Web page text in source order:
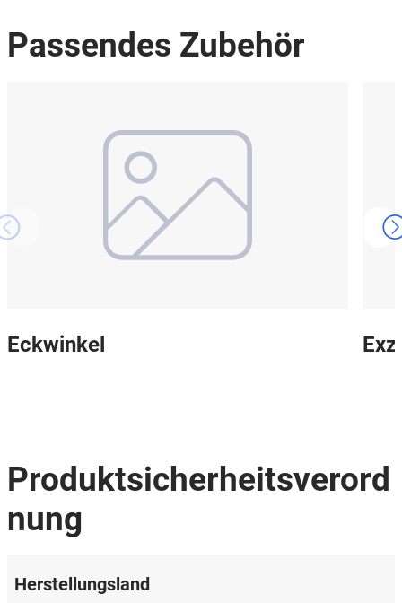
Passendes Zubehör
Eckwinkel
Produktsicherheitsverord
nung
Herstellungsland